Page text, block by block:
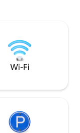
família, luas de
ou antes e depois
negócios,
Munyunyo.
Wi-Fi